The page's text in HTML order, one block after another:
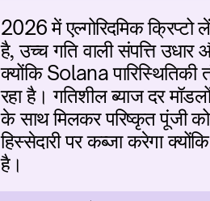
2026 में एल्गोरिदमिक
है, उच्च गति वाली संपत्ति उधार
क्योंकि Solana
रहा है। गतिशील ब्याज दर
के साथ मिलकर परिष्कृत पूंजी को
हिस्सेदारी पर कब्जा करेगा
है।